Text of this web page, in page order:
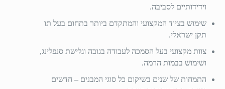
וידידותיים לסביבה.
שימוש בציוד המקצועי והמתקדם ביותר בתחום בעל תו
תקן ישראלי.
צוות מקצועי בעל הסמכה לעבודה בגובה וגלישת סנפלינג,
ושימוש בבמות הרמה.
התמחות של שנים בשיקום כל סוגי המבנים – חדשים